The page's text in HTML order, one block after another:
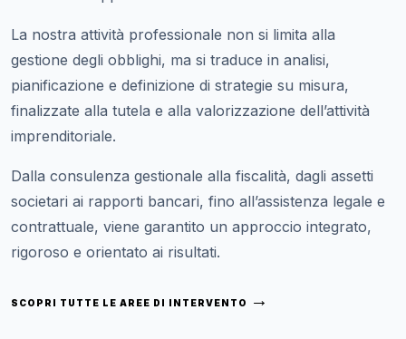
La nostra attività professionale non si limita alla
gestione degli obblighi, ma si traduce in analisi,
pianificazione e definizione di strategie su misura,
finalizzate alla tutela e alla valorizzazione dell’attività
imprenditoriale.
Dalla consulenza gestionale alla fiscalità, dagli assetti
societari ai rapporti bancari, fino all’assistenza legale e
contrattuale, viene garantito un approccio integrato,
rigoroso e orientato ai risultati.
SCOPRI TUTTE LE AREE DI INTERVENTO →